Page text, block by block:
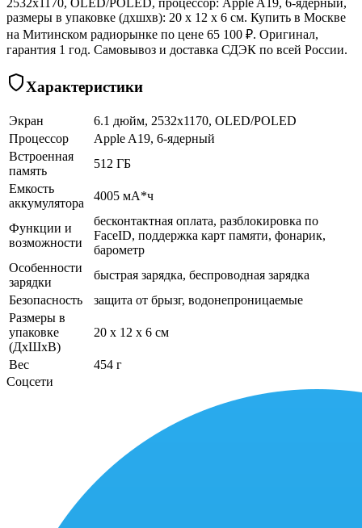
2532x1170, OLED/POLED, процессор: Apple A19, 6-ядерный,
размеры в упаковке (дхшхв): 20 x 12 x 6 см. Купить в Москве
на Митинском радиорынке по цене 65 100 ₽. Оригинал,
гарантия 1 год. Самовывоз и доставка СДЭК по всей России.
Характеристики
Экран
6.1 дюйм, 2532x1170, OLED/POLED
Процессор
Apple A19, 6-ядерный
Встроенная
память
512 ГБ
Емкость
аккумулятора
4005 мА*ч
Функции и
возможности
бесконтактная оплата, разблокировка по
FaceID, поддержка карт памяти, фонарик,
барометр
Особенности
зарядки
быстрая зарядка, беспроводная зарядка
Безопасность
защита от брызг, водонепроницаемые
Размеры в
упаковке
(ДхШхВ)
20 x 12 x 6 см
Вес
454 г
Соцсети